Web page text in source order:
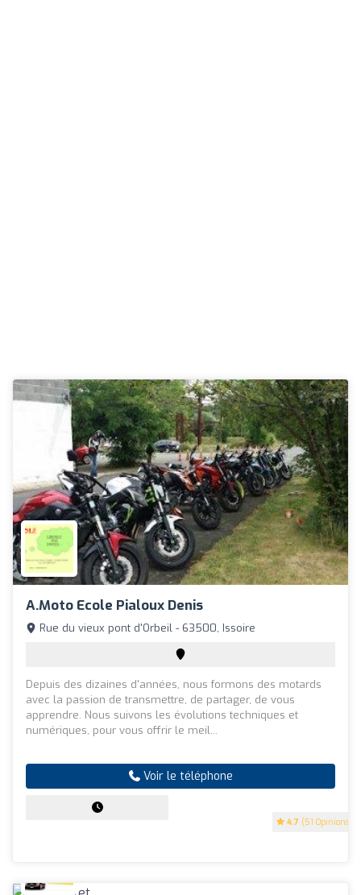
A.Moto Ecole Pialoux Denis
4.7 (51 Opinions)
Rue du vieux pont d'Orbeil - 63500, Issoire
Depuis des dizaines d'années, nous formons des motards
avec la passion de transmettre, de partager, de vous
apprendre. Nous suivons les évolutions techniques et
numériques, pour vous offrir le meil...
Voir le téléphone